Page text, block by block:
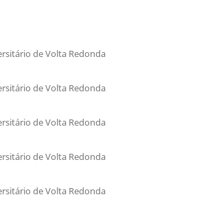
de Volta Redonda
de Volta Redonda
de Volta Redonda
de Volta Redonda
de Volta Redonda